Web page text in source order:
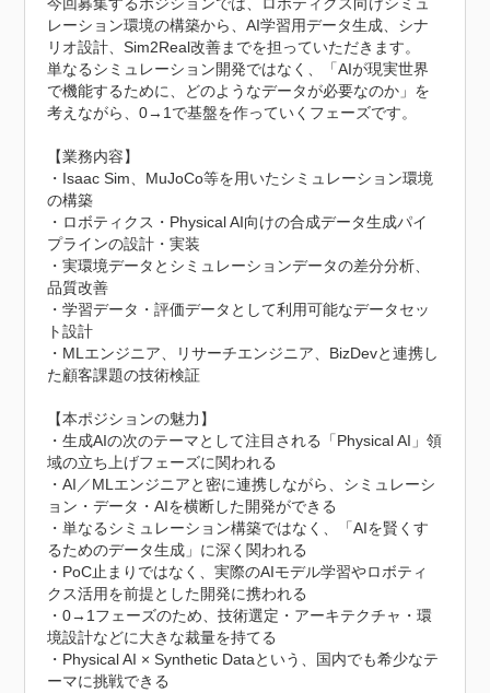
レーション環境の構築から、AI学習用データ生成、シナ
リオ設計、Sim2Real改善までを担っていただきます。
単なるシミュレーション開発ではなく、「AIが現実世界
で機能するために、どのようなデータが必要なのか」を
考えながら、0→1で基盤を作っていくフェーズです。
【業務内容】
・Isaac Sim、MuJoCo等を用いたシミュレーション環境
の構築
・ロボティクス・Physical AI向けの合成データ生成パイ
プラインの設計・実装
・実環境データとシミュレーションデータの差分分析、
品質改善
・学習データ・評価データとして利用可能なデータセッ
ト設計
・MLエンジニア、リサーチエンジニア、BizDevと連携し
た顧客課題の技術検証
【本ポジションの魅力】
・生成AIの次のテーマとして注目される「Physical AI」領
域の立ち上げフェーズに関われる
・AI／MLエンジニアと密に連携しながら、シミュレーシ
ョン・データ・AIを横断した開発ができる
・単なるシミュレーション構築ではなく、「AIを賢くす
るためのデータ生成」に深く関われる
・PoC止まりではなく、実際のAIモデル学習やロボティ
クス活用を前提とした開発に携われる
・0→1フェーズのため、技術選定・アーキテクチャ・環
境設計などに大きな裁量を持てる
・Physical AI × Synthetic Dataという、国内でも希少なテ
ーマに挑戦できる